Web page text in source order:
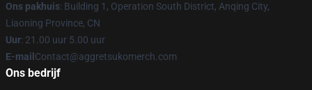
Ons pakhuis: Building 1, Operation South District, Anqing City,
Liaoning Province, CN
Uur: 21.00 uur 5.00 uur
E-mail Contact@aggretsukomerch.com
Ons bedrijf